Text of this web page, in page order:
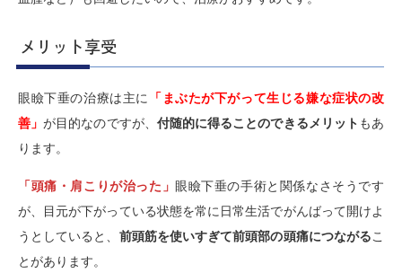
メリット享受
眼瞼下垂の治療は主に
「まぶたが下がって生じる嫌な症状の改
善」が目的なのですが、 付随的に得ることのできるメリット もあ
ります。
「頭痛・肩こりが治った」 眼瞼下垂の手術と関係なさそうです
が、目元が下がっている状態を常に日常生活でがんばって開けよ
うとしていると、 前頭筋を使いすぎて前頭部の頭痛につながるこ
とがあります。